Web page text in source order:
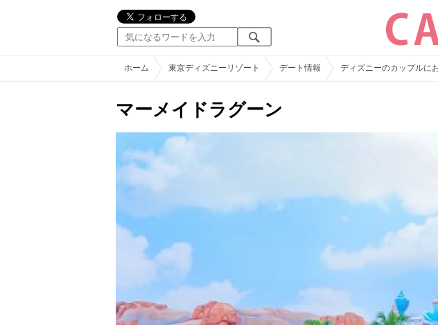
ホーム 東京ディズニーリゾート デート情報 ディズニーのカップルに
マーメイドラグーン